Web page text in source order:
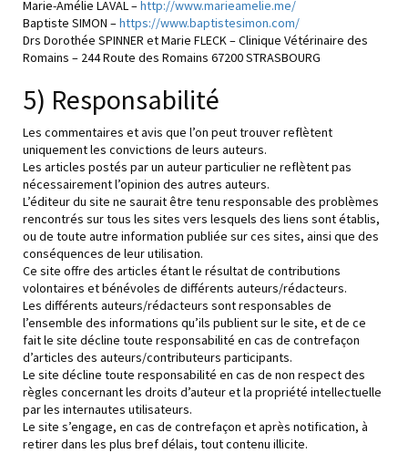
Marie-Amélie LAVAL –http://www.marieamelie.me/
Baptiste SIMON –https://www.baptistesimon.com/
Drs Dorothée SPINNER et Marie FLECK – Clinique Vétérinaire des
Romains – 244 Route des Romains 67200 STRASBOURG
5) Responsabilité
Les commentaires et avis que l’on peut trouver reflètent
uniquement les convictions de leurs auteurs.
Les articles postés par un auteur particulier ne reflètent pas
nécessairement l’opinion des autres auteurs.
L’éditeur du site ne saurait être tenu responsable des problèmes
rencontrés sur tous les sites vers lesquels des liens sont établis,
ou de toute autre information publiée sur ces sites, ainsi que des
conséquences de leur utilisation.
Ce site offre des articles étant le résultat de contributions
volontaires et bénévoles de différents auteurs/rédacteurs.
Les différents auteurs/rédacteurs sont responsables de
l’ensemble des informations qu’ils publient sur le site, et de ce
fait le site décline toute responsabilité en cas de contrefaçon
d’articles des auteurs/contributeurs participants.
Le site décline toute responsabilité en cas de non respect des
règles concernant les droits d’auteur et la propriété intellectuelle
par les internautes utilisateurs.
Le site s’engage, en cas de contrefaçon et après notification, à
retirer dans les plus bref délais, tout contenu illicite.